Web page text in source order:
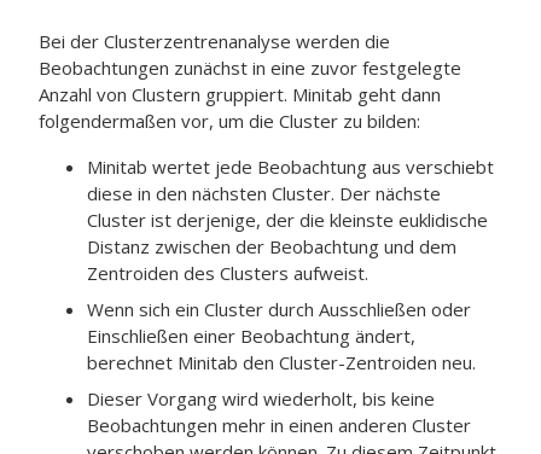
Bei der Clusterzentrenanalyse werden die
Beobachtungen zunächst in eine zuvor festgelegte
Anzahl von Clustern gruppiert. Minitab geht dann
folgendermaßen vor, um die Cluster zu bilden:
Minitab wertet jede Beobachtung aus verschiebt
diese in den nächsten Cluster. Der nächste
Cluster ist derjenige, der die kleinste euklidische
Distanz zwischen der Beobachtung und dem
Zentroiden des Clusters aufweist.
Wenn sich ein Cluster durch Ausschließen oder
Einschließen einer Beobachtung ändert,
berechnet Minitab den Cluster-Zentroiden neu.
Dieser Vorgang wird wiederholt, bis keine
Beobachtungen mehr in einen anderen Cluster